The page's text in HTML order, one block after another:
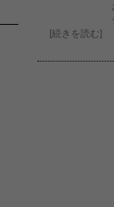
おねだり
チョロチョ
[続きを読む]